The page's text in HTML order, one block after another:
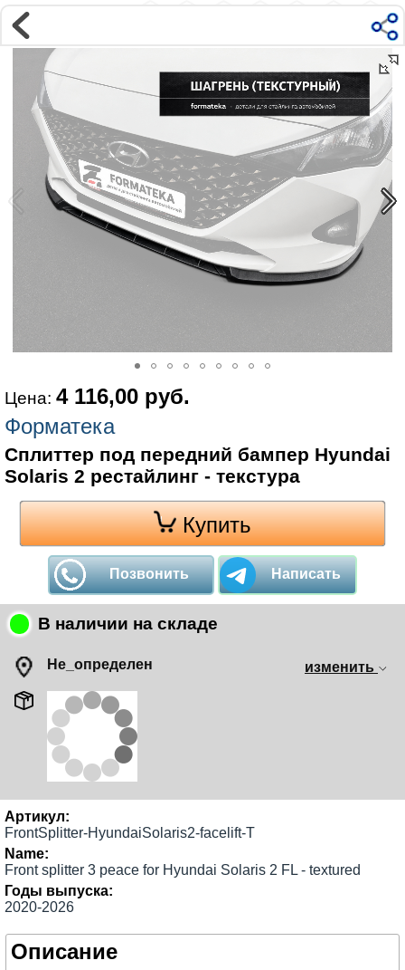
Магазин
Интернет-магазин �...
Solaris 2 (17-22)
Цена: 4 116,00 руб.
Форматека
Сплиттер под передний бампер Hyundai
Solaris 2 рестайлинг - текстура
Купить
Позвонить Написать
В наличии на складе
Не_определен изменить
Артикул:
FrontSplitter-HyundaiSolaris2-facelift-T
Name:
Front splitter 3 peace for Hyundai Solaris 2 FL - textured
Годы выпуска:
2020-2026
Описание
Наверх ▲
Наши контакты:
г. Москва, м.ВДНХ
ул Ярославская д9 к2с5
Маршрут на Авто|Маршрут пешком
Телефон:
+7 985 364 2044
@vonardtuning:vonard.ru
График работы по московскому времени:
Мы в соц сетях: